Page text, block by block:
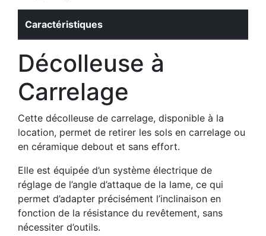
Caractéristiques
Décolleuse à
Carrelage
Cette décolleuse de carrelage, disponible à la
location, permet de retirer les sols en carrelage ou
en céramique debout et sans effort.
Elle est équipée d’un système électrique de
réglage de l’angle d’attaque de la lame, ce qui
permet d’adapter précisément l’inclinaison en
fonction de la résistance du revêtement, sans
nécessiter d’outils.